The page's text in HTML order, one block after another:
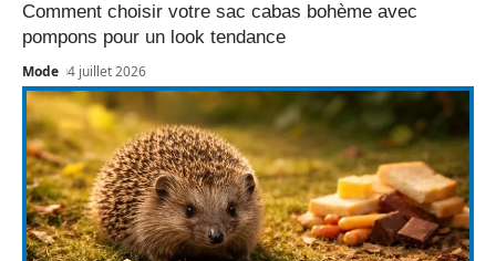
Comment choisir votre sac cabas bohème avec
pompons pour un look tendance
Mode 4 juillet 2026